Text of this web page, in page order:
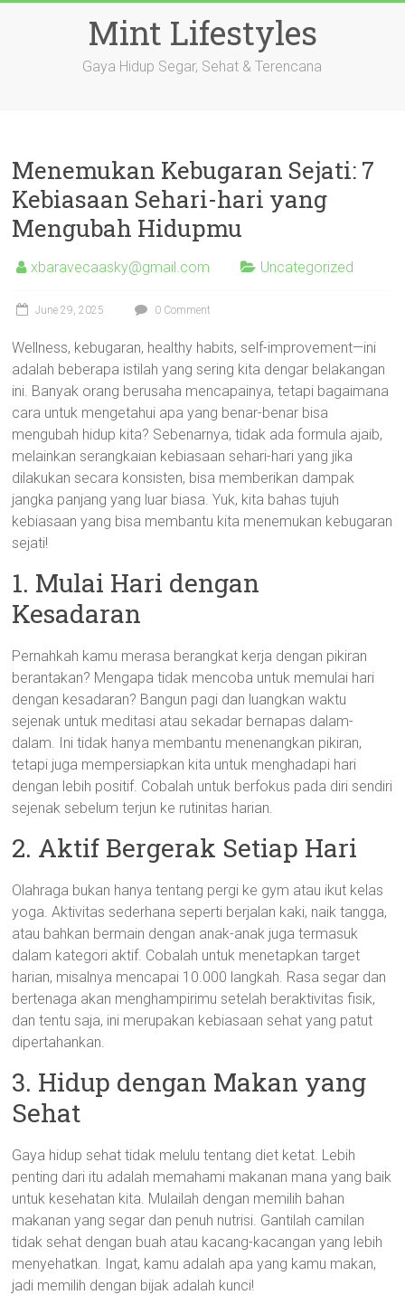
Mint Lifestyles
Gaya Hidup Segar, Sehat & Terencana
Menemukan Kebugaran Sejati: 7
Kebiasaan Sehari-hari yang
Mengubah Hidupmu
xbaravecaasky@gmail.com Uncategorized
June 29, 2025 0 Comment
Wellness, kebugaran, healthy habits, self-improvement—ini
adalah beberapa istilah yang sering kita dengar belakangan
ini. Banyak orang berusaha mencapainya, tetapi bagaimana
cara untuk mengetahui apa yang benar-benar bisa
mengubah hidup kita? Sebenarnya, tidak ada formula ajaib,
melainkan serangkaian kebiasaan sehari-hari yang jika
dilakukan secara konsisten, bisa memberikan dampak
jangka panjang yang luar biasa. Yuk, kita bahas tujuh
kebiasaan yang bisa membantu kita menemukan kebugaran
sejati!
1. Mulai Hari dengan
Kesadaran
Pernahkah kamu merasa berangkat kerja dengan pikiran
berantakan? Mengapa tidak mencoba untuk memulai hari
dengan kesadaran? Bangun pagi dan luangkan waktu
sejenak untuk meditasi atau sekadar bernapas dalam-
dalam. Ini tidak hanya membantu menenangkan pikiran,
tetapi juga mempersiapkan kita untuk menghadapi hari
dengan lebih positif. Cobalah untuk berfokus pada diri sendiri
sejenak sebelum terjun ke rutinitas harian.
2. Aktif Bergerak Setiap Hari
Olahraga bukan hanya tentang pergi ke gym atau ikut kelas
yoga. Aktivitas sederhana seperti berjalan kaki, naik tangga,
atau bahkan bermain dengan anak-anak juga termasuk
dalam kategori aktif. Cobalah untuk menetapkan target
harian, misalnya mencapai 10.000 langkah. Rasa segar dan
bertenaga akan menghampirimu setelah beraktivitas fisik,
dan tentu saja, ini merupakan kebiasaan sehat yang patut
dipertahankan.
3. Hidup dengan Makan yang
Sehat
Gaya hidup sehat tidak melulu tentang diet ketat. Lebih
penting dari itu adalah memahami makanan mana yang baik
untuk kesehatan kita. Mulailah dengan memilih bahan
makanan yang segar dan penuh nutrisi. Gantilah camilan
tidak sehat dengan buah atau kacang-kacangan yang lebih
menyehatkan. Ingat, kamu adalah apa yang kamu makan,
jadi memilih dengan bijak adalah kunci!